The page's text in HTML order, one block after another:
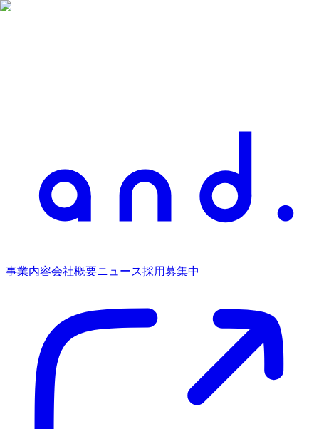
事業内容会社概要ニュース採用募集中